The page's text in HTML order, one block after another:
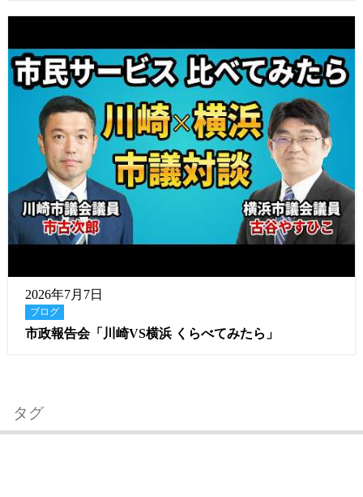
2026年7月7日
ブログ
市政報告会「川崎VS横浜 くらべてみたら」
タグ